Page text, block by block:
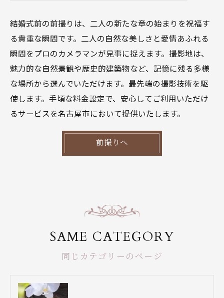
結婚式前の前撮りは、二人の新たな章の始まりを祝福す
る貴重な瞬間です。二人の自然な美しさと愛情あふれる
瞬間をプロのカメラマンが見事に捉えます。撮影地は、
魅力的な自然景観や歴史的建築物など、記憶に残る多様
な場所から選んでいただけます。最先端の撮影技術を駆
使します。手頃な料金設定で、安心してご利用いただけ
るサービスを名古屋市において提供いたします。
前撮りへ
同じカテゴリーのページ
SAME CATEGORY